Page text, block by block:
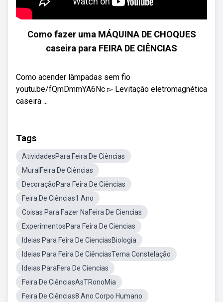
Como fazer uma MÁQUINA DE CHOQUES
caseira para FEIRA DE CIÊNCIAS
Como acender lâmpadas sem fio
youtu.be/fQmDmmYA6Nc ▻ Levitação eletromagnética
caseira ...
Tags
AtividadesPara Feira De Ciências
MuralFeira De Ciências
DecoraçãoPara Feira De Ciências
Feira De Ciências1 Ano
Coisas Para Fazer NaFeira De Ciencias
ExperimentosPara Feira De Ciencias
Ideias Para Feira De CienciasBiologia
Ideias Para Feira De CiênciasTema Constelação
Ideias ParaFera De Ciencias
Feira De CiênciasAsTRonoMia
Feira De Ciências8 Ano Corpo Humano